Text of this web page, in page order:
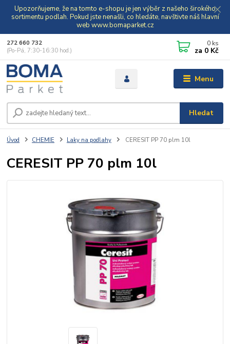
Upozorňujeme, že na tomto e-shopu je jen výběr z našeho širokého
sortimentu podlah. Pokud jste nenašli, co hledáte, navštivte náš hlavní
web www.bomaparket.cz
Menu
Hledat
272 660 732
(Po-Pá, 7:30-16:30 hod.)
0 ks
za 0 Kč
Úvod CHEMIE Laky na podlahy CERESIT PP 70 plm 10l
CERESIT PP 70 plm 10l